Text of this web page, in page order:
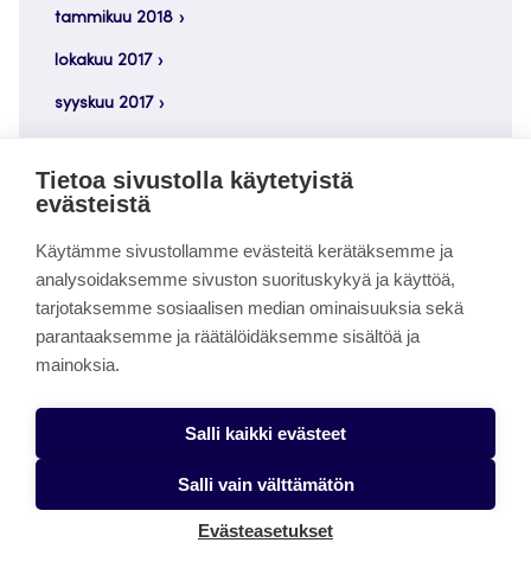
tammikuu 2018
lokakuu 2017
syyskuu 2017
heinäkuu 2017
toukokuu 2017
tammikuu 2017
joulukuu 2016
Tietoa sivustolla käytetyistä
evästeistä
Käytämme sivustollamme evästeitä kerätäksemme ja
analysoidaksemme sivuston suorituskykyä ja käyttöä,
tarjotaksemme sosiaalisen median ominaisuuksia sekä
parantaaksemme ja räätälöidäksemme sisältöä ja
mainoksia.
Salli kaikki evästeet
Salli vain välttämätön
Evästeasetukset